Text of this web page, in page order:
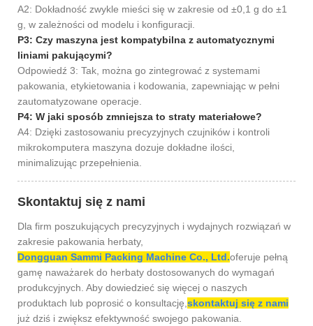
A2: Dokładność zwykle mieści się w zakresie od ±0,1 g do ±1
g, w zależności od modelu i konfiguracji.
P3: Czy maszyna jest kompatybilna z automatycznymi
liniami pakującymi?
Odpowiedź 3: Tak, można go zintegrować z systemami
pakowania, etykietowania i kodowania, zapewniając w pełni
zautomatyzowane operacje.
P4: W jaki sposób zmniejsza to straty materiałowe?
A4: Dzięki zastosowaniu precyzyjnych czujników i kontroli
mikrokomputera maszyna dozuje dokładne ilości,
minimalizując przepełnienia.
Skontaktuj się z nami
Dla firm poszukujących precyzyjnych i wydajnych rozwiązań w
zakresie pakowania herbaty,
Dongguan Sammi Packing Machine Co., Ltd.oferuje pełną
gamę naważarek do herbaty dostosowanych do wymagań
produkcyjnych. Aby dowiedzieć się więcej o naszych
produktach lub poprosić o konsultację, skontaktuj się z nami
już dziś i zwiększ efektywność swojego pakowania.